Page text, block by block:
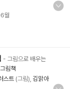
월
- 그림으로 배우는
림책
스트 (그림), 김맑아